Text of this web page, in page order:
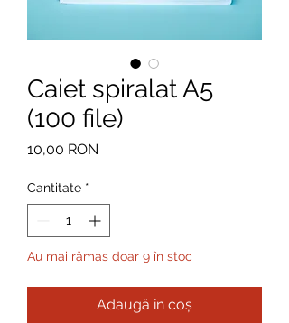
Caiet spiralat A5
(100 file)
10,00 RON
Cantitate *
Au mai rămas doar 9 în stoc
Adaugă în coș